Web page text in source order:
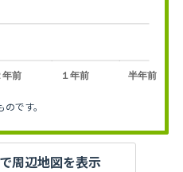
年前 １年前 半年前
です。
周辺地図を表示